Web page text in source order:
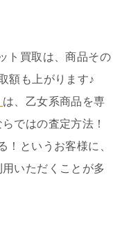
ト買取は、商品その
額も上がります♪
は、乙女系商品を専
ではの査定方法！
！というお客様に、
いただくことが多